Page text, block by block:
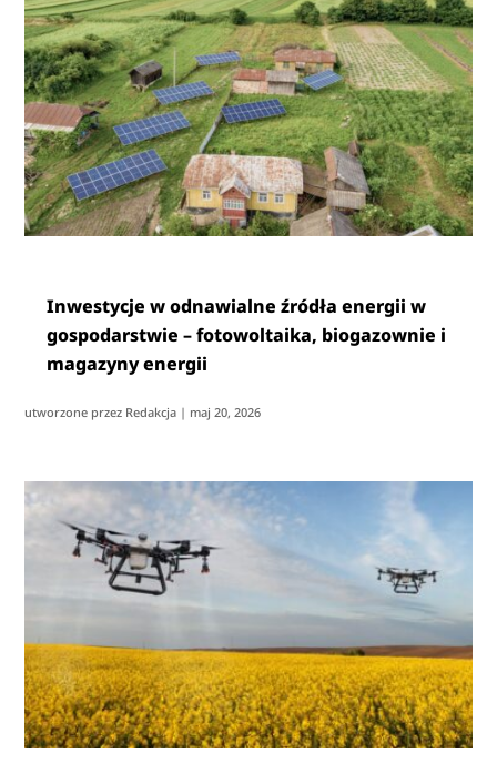
Inwestycje w odnawialne źródła energii w
gospodarstwie – fotowoltaika, biogazownie i
magazyny energii
utworzone przez Redakcja | maj 20, 2026